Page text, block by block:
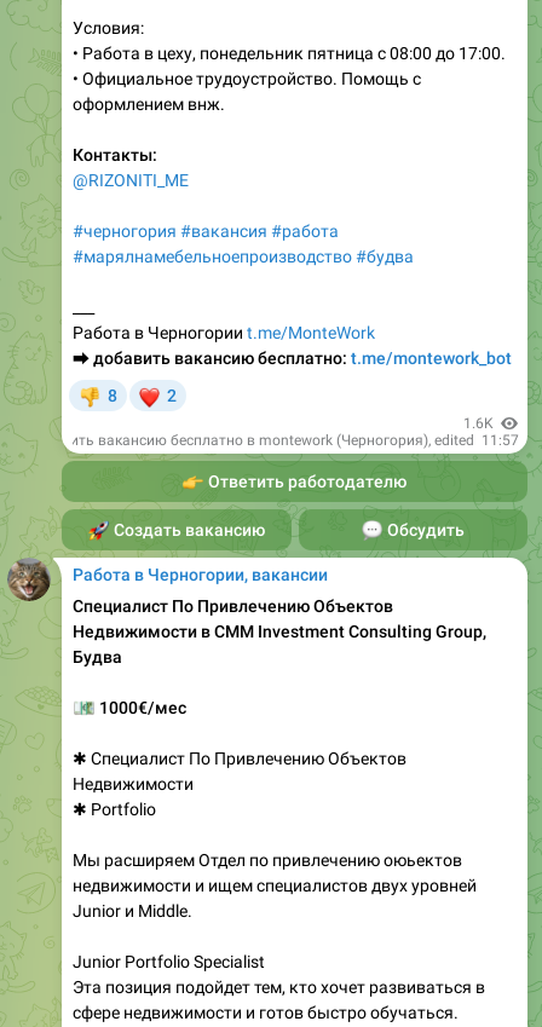
Условия:
• Работа в цеху, понедельник пятница с 08:00 до 17:00.
• Официальное трудоустройство. Помощь с
оформлением внж.
Контакты:
@RIZONITI_ME
#черногория #вакансия #работа
#марялнамебельноепроизводство#будва
Работа в Черногории t.me/MonteWork
⮕добавить вакансию бесплатно: t.me/montework_bot
8 2
1.6K
Добавить вакансию бесплатно в montework (Черногория), edited 11:57
👉Ответить работодателю
Создать вакансию💬Обсудить
Работа в Черногории, вакансии
Специалист По Привлечению Объектов
Недвижимости в CMM Investment Consulting Group,
Будва
1000€/мес
✱ Специалист По Привлечению Объектов
Недвижимости
✱ Portfolio
Мы расширяем Отдел по привлечению оюьектов
недвижимости и ищем специалистов двух уровней
Junior и Middle.
Junior Portfolio Specialist
Эта позиция подойдет тем, кто хочет развиваться в
сфере недвижимости и готов быстро обучаться.